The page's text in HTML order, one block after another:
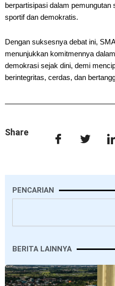
berpartisipasi dalam pemungutan
sportif dan demokratis.
Dengan suksesnya debat ini,
menunjukkan komitmennya
demokrasi sejak dini, demi
berintegritas, cerdas, dan
Share
PENCARIAN
BERITA LAINNYA